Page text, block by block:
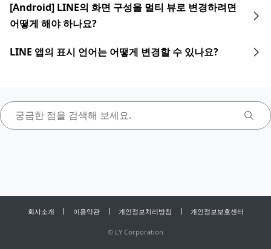
[Android] LINE의 화면 구성을 멀티 뷰로 변경하려면
어떻게 해야 하나요?
LINE 앱의 표시 언어는 어떻게 변경할 수 있나요?
회사소개 이용약관 개인정보처리방침 개인정보보호센터
© LY Corporation